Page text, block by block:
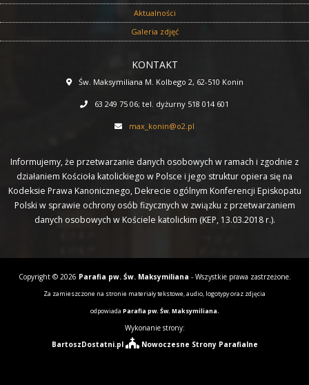
Aktualności
Galeria zdjęć
KONTAKT
Św. Maksymiliana M. Kolbego 2, 62-510 Konin
63 249 75 06; tel. dyżurny 518 014 601
max_konin@o2.pl
Informujemy, że przetwarzanie danych osobowych w ramach i zgodnie z
działaniem Kościoła katolickiego w Polsce i jego struktur opiera się na
Kodeksie Prawa Kanonicznego, Dekrecie ogólnym Konferencji Episkopatu
Polski w sprawie ochrony osób fizycznych w związku z przetwarzaniem
danych osobowych w Kościele katolickim (KEP, 13.03.2018 r.).
Copyright © 2026 Parafia pw. Św. Maksymiliana - Wszystkie prawa zastrzeżone.
Za zamieszczone na stronie materiały tekstowe, audio, logotypy oraz zdjęcia
odpowiada Parafia pw. Św. Maksymiliana.
Wykonanie strony:
BartoszDostatni.pl
Nowoczesne Strony Parafialne